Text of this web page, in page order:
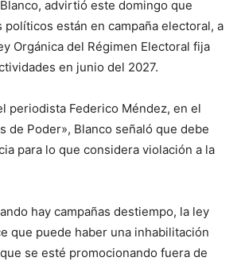
advirtió este domingo que
están en campaña electoral, a
Orgánica del Régimen Electoral fija
en junio del 2027.
periodista Federico Méndez, en el
de Poder», Blanco señaló que debe
para lo que considera violación a la
hay campañas destiempo, la ley
que puede haber una inhabilitación
se esté promocionando fuera de